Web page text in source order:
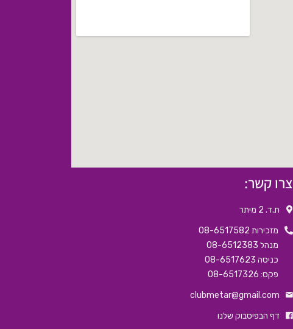
צרו קשר:
ת.ד. 2 מיתר
מזכירות 08-6517582
מנהל 08-6512383
כניסה 08-6517623
פקס: 08-6517326
clubmetar@gmail.com
דף הבפיסבוק שלנו